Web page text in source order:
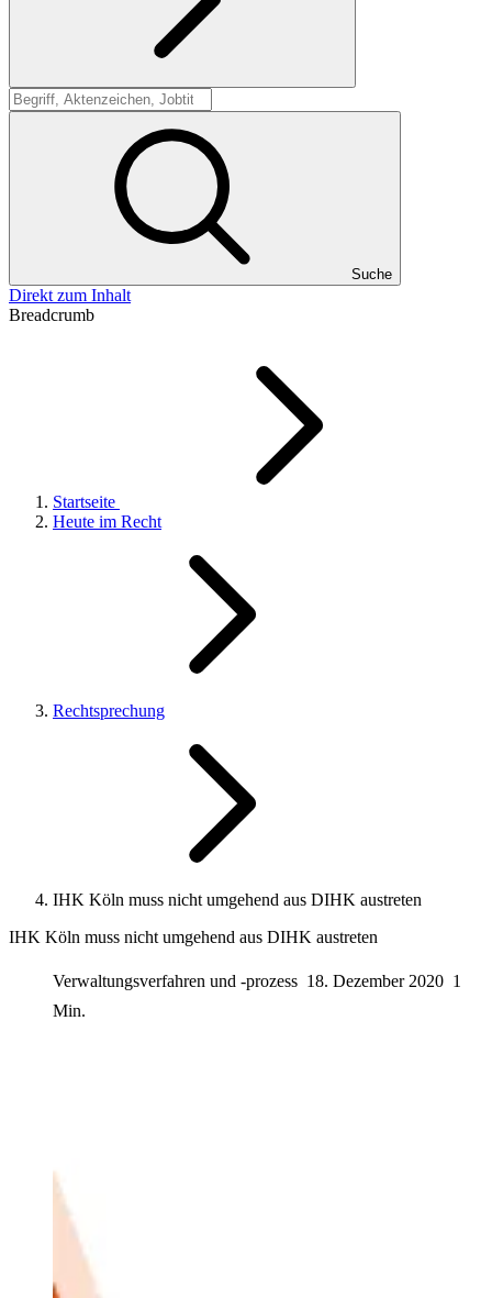
Suche
Suche
Direkt zum Inhalt
Breadcrumb
Startseite
Heute im Recht
Rechtsprechung
IHK Köln muss nicht umgehend aus DIHK austreten
IHK Köln muss nicht umgehend aus DIHK austreten
Verwaltungsverfahren und -prozess 18. Dezember 2020 1
Min.